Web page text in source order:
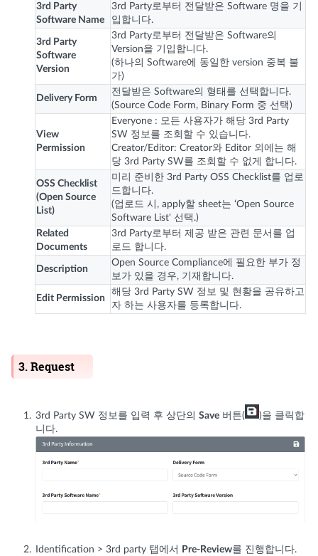
3rd Party
Software Name
3rd Party로부터 전달받은 Software 명을 기
입합니다.
3rd Party
Software
Version
3rd Party로부터 전달받은 Software의
Version을 기입합니다.
(하나의 Software에 동일한 version 중복 불
가)
Delivery Form
전달받은 Software의 형태를 선택합니다.
(Source Code Form, Binary Form 중 선택)
View
Permission
Everyone : 모든 사용자가 해당 3rd Party
SW 정보를 조회할 수 있습니다.
Creator/Editor: Creator와 Editor 외에는 해
당 3rd Party SW를 조회할 수 없게 합니다.
OSS Checklist
(Open Source
List)
미리 준비한 3rd Party OSS Checklist를 업로
드합니다.
(업로드 시, apply할 sheet는 ‘Open Source
Software List' 선택.)
Related
Documents
3rd Party로부터 제공 받은 관련 문서를 업
로드 합니다.
Description
Open Source Compliance에 필요한 부가 정
보가 있을 경우, 기재합니다.
Edit Permission
해당 3rd Party SW 정보 및 현황을 공유하고
자 하는 사용자를 등록합니다.
3. Request
3rd Party SW 정보를 입력 후 상단의 Save 버튼(
)을 클릭합
니다.
Identification > 3rd party 탭에서 Pre-Review를 진행합니다.